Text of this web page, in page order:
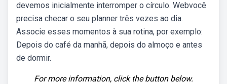
devemos inicialmente interromper o círculo. Webvocê
precisa checar o seu planner três vezes ao dia.
Associe esses momentos à sua rotina, por exemplo:
Depois do café da manhã, depois do almoço e antes
de dormir.
For more information, click the button below.